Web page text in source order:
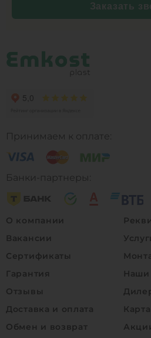
Заказать
Принимаем к оплате:
Банки-партнеры:
О компании
Вакансии
Сертификаты
Гарантия
Отзывы
Доставка и оплата
Обмен и возврат
Наши